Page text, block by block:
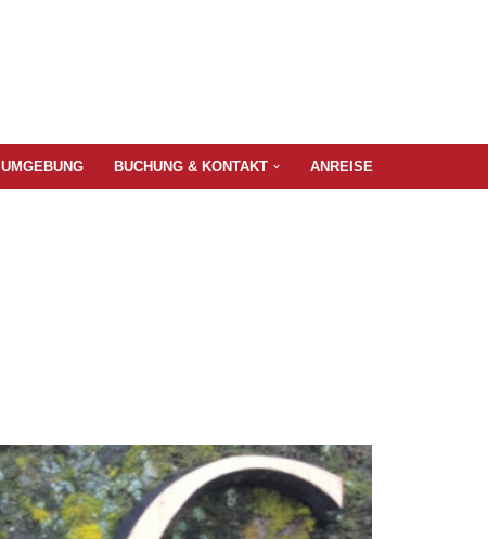
UMGEBUNG BUCHUNG & KONTAKT ANREISE